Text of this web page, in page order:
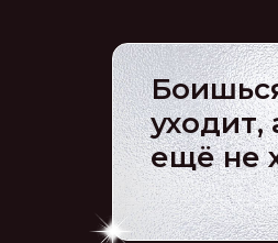
уходит,
ещё не